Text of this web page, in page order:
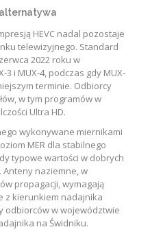
HEVC nadal pozostaje
telewizyjnego. Standard
2022 roku w
3 i MUX-4, podczas gdy MUX-
terminie. Odbiorcy
w tym programów w
Ultra HD.
wykonywane miernikami
MER dla stabilnego
typowe wartości w dobrych
Anteny naziemne, w
propagacji, wymagają
z kierunkiem nadajnika
odbiorców w województwie
na Świdniku.